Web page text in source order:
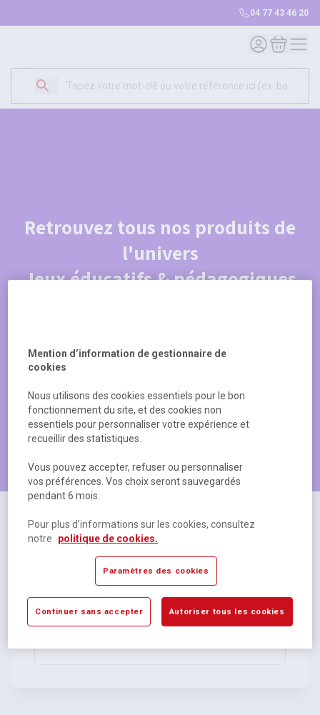
04 77 43 46 20
Mon compte
Mon
Retrouvez tous nos produits de
l'univers
Jeux éducatifs & pédagogiques
Les produits les plus populaires
Cahier polypropylène 48 pages Seyes 17x22 cm
Mention d’information de gestionnaire de
cookies
Nous utilisons des cookies essentiels pour le bon
fonctionnement du site, et des cookies non
essentiels pour personnaliser votre expérience et
recueillir des statistiques.
Vous pouvez accepter, refuser ou personnaliser
vos préférences. Vos choix seront sauvegardés
pendant 6 mois.
Pour plus d’informations sur les cookies, consultez
notre
politique de cookies.
Paramètres des cookies
Continuer sans accepter Autoriser tous les cookies